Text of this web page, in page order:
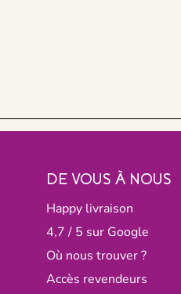
DE VOUS À NOUS
Happy livraison
4,7 / 5 sur Google
Où nous trouver ?
Accès revendeurs